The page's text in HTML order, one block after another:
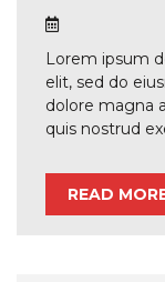
Lorem ipsum
elit, sed do
dolore magna
quis nostrud
READ